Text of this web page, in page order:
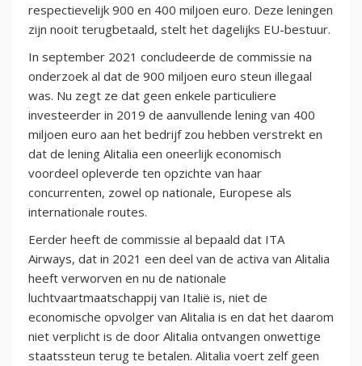
respectievelijk 900 en 400 miljoen euro. Deze leningen
zijn nooit terugbetaald, stelt het dagelijks EU-bestuur.
In september 2021 concludeerde de commissie na
onderzoek al dat de 900 miljoen euro steun illegaal
was. Nu zegt ze dat geen enkele particuliere
investeerder in 2019 de aanvullende lening van 400
miljoen euro aan het bedrijf zou hebben verstrekt en
dat de lening Alitalia een oneerlijk economisch
voordeel opleverde ten opzichte van haar
concurrenten, zowel op nationale, Europese als
internationale routes.
Eerder heeft de commissie al bepaald dat ITA
Airways, dat in 2021 een deel van de activa van Alitalia
heeft verworven en nu de nationale
luchtvaartmaatschappij van Italië is, niet de
economische opvolger van Alitalia is en dat het daarom
niet verplicht is de door Alitalia ontvangen onwettige
staatssteun terug te betalen. Alitalia voert zelf geen